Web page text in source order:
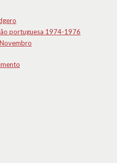
portuguesa 1974-1976